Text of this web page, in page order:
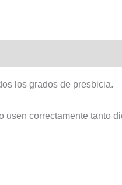
los grados de presbicia.
usen correctamente tanto